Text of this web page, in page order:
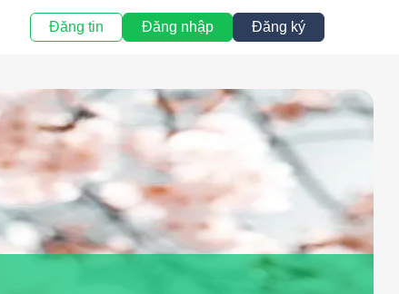
Đăng tin Đăng nhập Đăng ký